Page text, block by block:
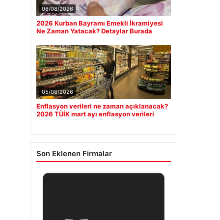
06/08/2026
2026 Kurban Bayramı Emekli İkramiyesi
Ne Zaman Yatacak? Detaylar Burada
05/08/2026
Enflasyon verileri ne zaman açıklanacak?
2026 TÜİK mart ayı enflasyon verileri
Son Eklenen Firmalar